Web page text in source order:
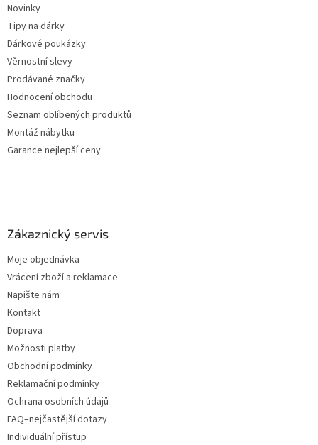
Novinky
Tipy na dárky
Dárkové poukázky
Věrnostní slevy
Prodávané značky
Hodnocení obchodu
Seznam oblíbených produktů
Montáž nábytku
Garance nejlepší ceny
Zákaznický servis
Moje objednávka
Vrácení zboží a reklamace
Napište nám
Kontakt
Doprava
Možnosti platby
Obchodní podmínky
Reklamační podmínky
Ochrana osobních údajů
FAQ–nejčastější dotazy
Individuální přístup